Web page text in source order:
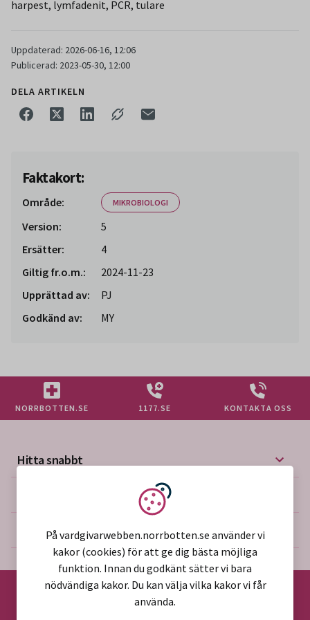
harpest, lymfadenit, PCR, tulare
Uppdaterad: 2026-06-16, 12:06
Publicerad: 2023-05-30, 12:00
DELA ARTIKELN
Faktakort:
Område: MIKROBIOLOGI
Version:
5
Ersätter:
4
Giltig fr.o.m.:
2024-11-23
Upprättad av:
PJ
Godkänd av:
MY
NORRBOTTEN.SE 1177.SE KONTAKTA OSS
Hitta snabbt
Mer på vårdgivarwebben
Om webbplatsen
Vi använder kakor
På vardgivarwebben.norrbotten.se använder vi
kakor (cookies) för att ge dig bästa möjliga
funktion. Innan du godkänt sätter vi bara
nödvändiga kakor. Du kan välja vilka kakor vi får
använda.